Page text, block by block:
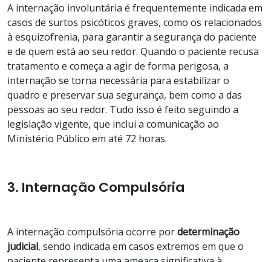
A internação involuntária é frequentemente indicada em
casos de surtos psicóticos graves, como os relacionados
à esquizofrenia, para garantir a segurança do paciente
e de quem está ao seu redor. Quando o paciente recusa
tratamento e começa a agir de forma perigosa, a
internação se torna necessária para estabilizar o
quadro e preservar sua segurança, bem como a das
pessoas ao seu redor. Tudo isso é feito seguindo a
legislação vigente, que inclui a comunicação ao
Ministério Público em até 72 horas.
3. Internação Compulsória
A internação compulsória ocorre pordeterminação
judicial, sendo indicada em casos extremos em que o